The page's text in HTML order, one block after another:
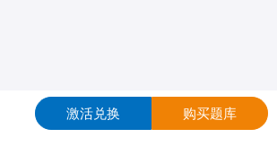
激活兑换 购买题库